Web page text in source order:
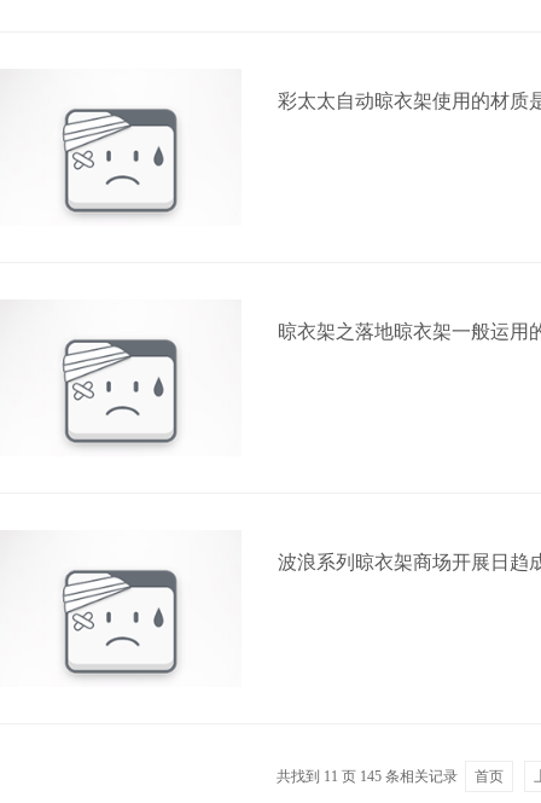
彩太太自动晾衣架使用的材质
晾衣架之落地晾衣架一般运用
波浪系列晾衣架商场开展日趋
共找到 11 页 145 条相关记录 首页